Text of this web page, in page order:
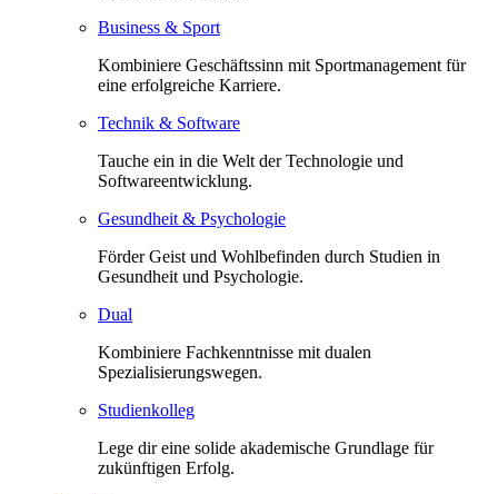
Business & Sport
Kombiniere Geschäftssinn mit Sportmanagement für
eine erfolgreiche Karriere.
Technik & Software
Tauche ein in die Welt der Technologie und
Softwareentwicklung.
Gesundheit & Psychologie
Förder Geist und Wohlbefinden durch Studien in
Gesundheit und Psychologie.
Dual
Kombiniere Fachkenntnisse mit dualen
Spezialisierungswegen.
Studienkolleg
Lege dir eine solide akademische Grundlage für
zukünftigen Erfolg.